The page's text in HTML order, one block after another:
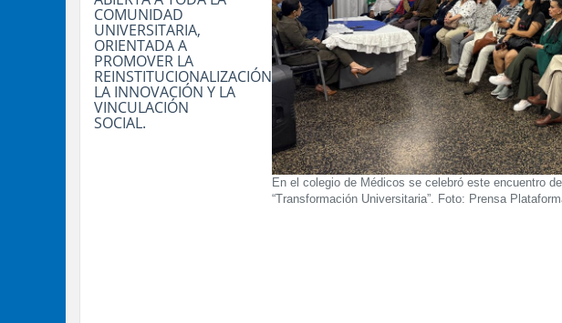
En el colegio de Médicos se celebró este encuentro
“Transformación Universitaria”. Foto: Prensa
COMUNIDAD
UNIVERSITARIA,
ORIENTADA A
PROMOVER LA
REINSTITUCIONALIZACIÓN,
LA INNOVACIÓN Y LA
VINCULACIÓN
SOCIAL.